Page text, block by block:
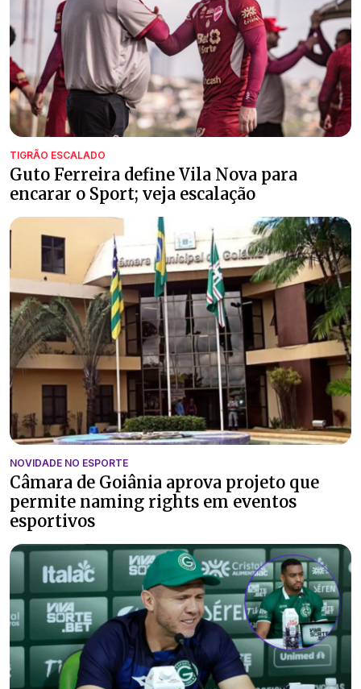
TIGRÃO ESCALADO
Guto Ferreira define Vila Nova para
encarar o Sport; veja escalação
NOVIDADE NO ESPORTE
Câmara de Goiânia aprova projeto que
permite naming rights em eventos
esportivos